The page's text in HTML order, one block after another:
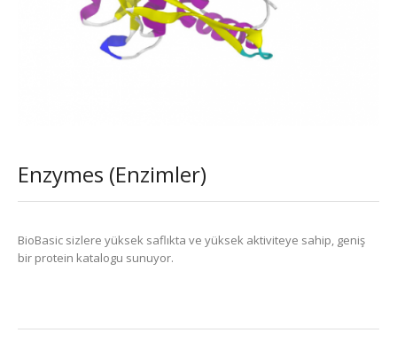
Enzymes (Enzimler)
BioBasic sizlere yüksek saflıkta ve yüksek aktiviteye sahip, geniş
bir protein katalogu sunuyor.